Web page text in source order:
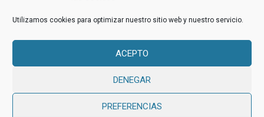
Utilizamos cookies para optimizar nuestro sitio web y nuestro servicio.
ACEPTO
DENEGAR
PREFERENCIAS
Education WordPress ThemebyThimPress.
Avisos Legales
Política de Privacidad
Política de cookies (UE)
Evaluación proveedores